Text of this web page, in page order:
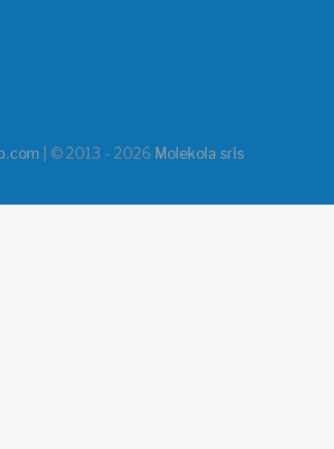
| © 2013 - 2026 Molekola srls